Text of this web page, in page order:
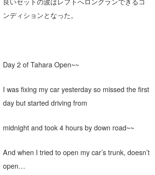
ンディションとなった。
Day 2 of Tahara Open~~
I was fixing my car yesterday so missed the first
day but started driving from
midnight and took 4 hours by down road~~
And when I tried to open my car’s trunk, doesn’t
open…
たっちー
小川予報士
上條将美
唐澤予報士